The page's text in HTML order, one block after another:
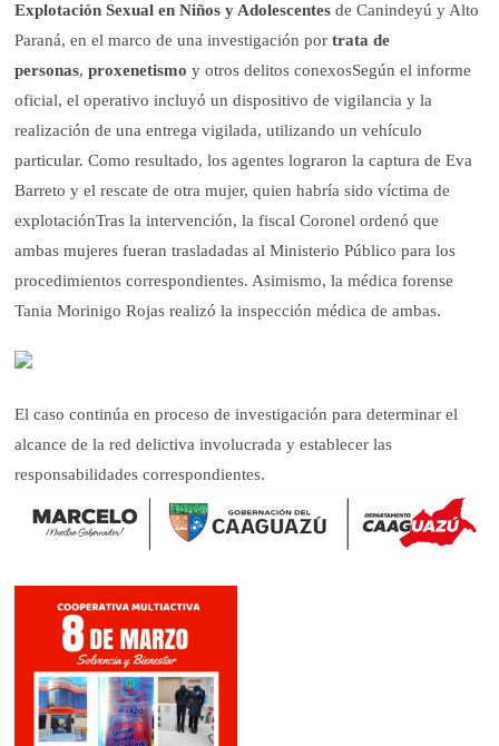
Explotación Sexual en Niños y Adolescentes de Canindeyú y Alto
Paraná, en el marco de una investigación portrata de
personas,proxenetismo y otros delitos conexosSegún el informe
oficial, el operativo incluyó un dispositivo de vigilancia y la
realización de una entrega vigilada, utilizando un vehículo
particular. Como resultado, los agentes lograron la captura de Eva
Barreto y el rescate de otra mujer, quien habría sido víctima de
explotaciónTras la intervención, la fiscal Coronel ordenó que
ambas mujeres fueran trasladadas al Ministerio Público para los
procedimientos correspondientes. Asimismo, la médica forense
Tania Morinigo Rojas realizó la inspección médica de ambas.
El caso continúa en proceso de investigación para determinar el
alcance de la red delictiva involucrada y establecer las
responsabilidades correspondientes.